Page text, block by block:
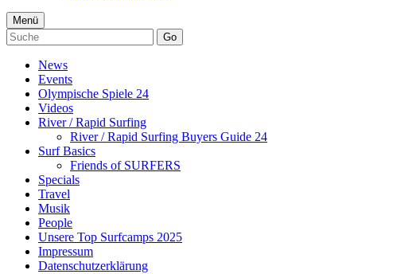
Menü
Go
News
Events
Olympische Spiele 24
Videos
River / Rapid Surfing
River / Rapid Surfing Buyers Guide 24
Surf Basics
Friends of SURFERS
Specials
Travel
Musik
People
Unsere Top Surfcamps 2025
Impressum
Datenschutzerklärung